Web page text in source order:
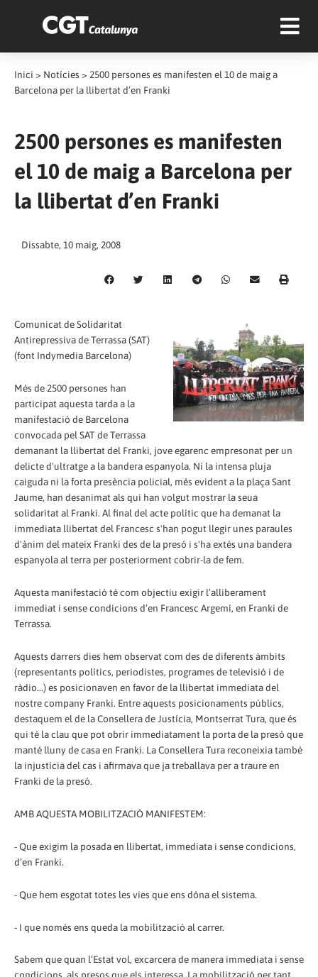
Inici > Notícies > 2500 persones es manifesten el 10 de maig a
Barcelona per la llibertat d’en Franki
2500 persones es manifesten
el 10 de maig a Barcelona per
la llibertat d’en Franki
Dissabte, 10 maig, 2008
Comunicat de Solidaritat
Antirepressiva de Terrassa (SAT)
(font Indymedia Barcelona)
Més de 2500 persones han
participat aquesta tarda a la
manifestació de Barcelona
convocada pel SAT de Terrassa
demanant la llibertat del Franki, jove egarenc empresonat per un
delicte d'ultratge a la bandera espanyola. Ni la intensa pluja
caiguda ni la forta presència policial, més evident a la plaça Sant
Jaume, han desanimat als qui han volgut mostrar la seua
solidaritat al Franki. Al final del acte polític que ha demanat la
immediata llibertat del Francesc s'han pogut llegir unes paraules
d'ànim del mateix Franki des de la presó i s'ha extés una bandera
espanyola al terra per posteriorment cobrir-la de fem.
Aquesta manifestació té com objectiu exigir l’alliberament
immediat i sense condicions d’en Francesc Argemí, en Franki de
Terrassa.
Aquests darrers dies hem observat com des de diferents àmbits
(representants polítics, periodistes, programes de televisió i de
ràdio...) es posicionaven en favor de la llibertat immediata del
nostre company Franki. Entre aquests posicionaments públics,
destaquem el de la Consellera de Justícia, Montserrat Tura, que és
qui té la clau que pot obrir immediatament la porta de la presó que
manté lluny de casa en Franki. La Consellera Tura reconeixia també
la injustícia del cas i afirmava que ja treballava per a traure en
Franki de la presó.
AMB AQUESTA MOBILITZACIÓ MANIFESTEM:
- Que exigim la posada en llibertat, immediata i sense condicions,
d’en Franki.
- Que hem esgotat totes les vies que ens dóna el sistema.
- I que només ens queda la mobilització al carrer.
Sabem que quan l’Estat vol, excarcera de manera immediata i sense